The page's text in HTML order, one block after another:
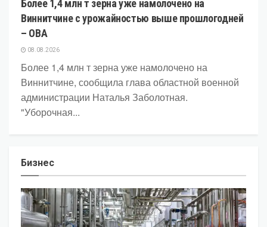
Более 1,4 млн т зерна уже намолочено на
Виннитчине с урожайностью выше прошлогодней
– ОВА
08.08.2026
Более 1,4 млн т зерна уже намолочено на
Виннитчине, сообщила глава областной военной
администрации Наталья Заболотная.
"Уборочная...
Бизнес